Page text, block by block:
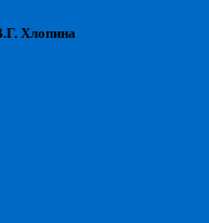
Хлопина